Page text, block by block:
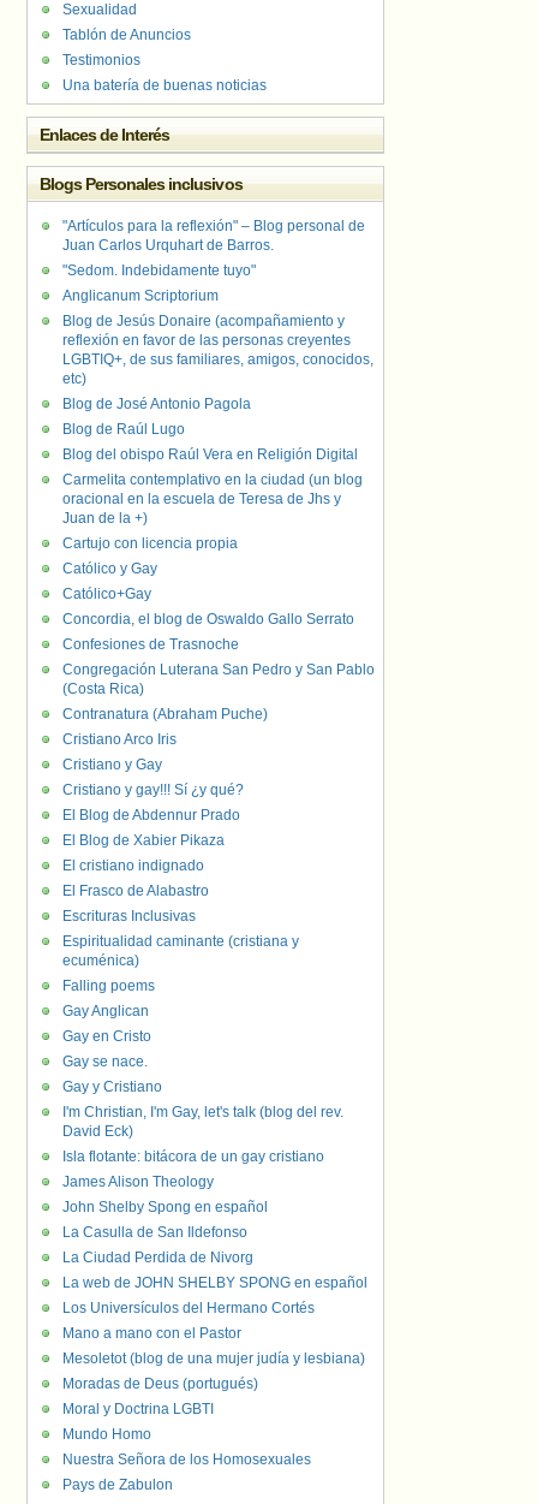
Sexualidad
Tablón de Anuncios
Testimonios
Una batería de buenas noticias
Enlaces de Interés
Blogs Personales inclusivos
"Artículos para la reflexión" – Blog personal de
Juan Carlos Urquhart de Barros.
"Sedom. Indebidamente tuyo"
Anglicanum Scriptorium
Blog de Jesús Donaire (acompañamiento y
reflexión en favor de las personas creyentes
LGBTIQ+, de sus familiares, amigos, conocidos,
etc)
Blog de José Antonio Pagola
Blog de Raúl Lugo
Blog del obispo Raúl Vera en Religión Digital
Carmelita contemplativo en la ciudad (un blog
oracional en la escuela de Teresa de Jhs y
Juan de la +)
Cartujo con licencia propia
Católico y Gay
Católico+Gay
Concordia, el blog de Oswaldo Gallo Serrato
Confesiones de Trasnoche
Congregación Luterana San Pedro y San Pablo
(Costa Rica)
Contranatura (Abraham Puche)
Cristiano Arco Iris
Cristiano y Gay
Cristiano y gay!!! Sí ¿y qué?
El Blog de Abdennur Prado
El Blog de Xabier Pikaza
El cristiano indignado
El Frasco de Alabastro
Escrituras Inclusivas
Espiritualidad caminante (cristiana y
ecuménica)
Falling poems
Gay Anglican
Gay en Cristo
Gay se nace.
Gay y Cristiano
I'm Christian, I'm Gay, let's talk (blog del rev.
David Eck)
Isla flotante: bitácora de un gay cristiano
James Alison Theology
John Shelby Spong en español
La Casulla de San Ildefonso
La Ciudad Perdida de Nivorg
La web de JOHN SHELBY SPONG en español
Los Universículos del Hermano Cortés
Mano a mano con el Pastor
Mesoletot (blog de una mujer judía y lesbiana)
Moradas de Deus (portugués)
Moral y Doctrina LGBTI
Mundo Homo
Nuestra Señora de los Homosexuales
Pays de Zabulon